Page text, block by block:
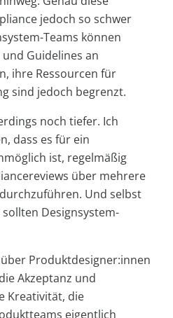
jedoch so schwer
Teams können
Guidelines an
ihre Ressourcen für
sind jedoch begrenzt.
noch tiefer. Ich
dass es für ein
ist, regelmäßig
über mehrere
Und selbst
Designsystem-
Produktdesigner:innen
Akzeptanz und
Kreativität, die
eigentlich